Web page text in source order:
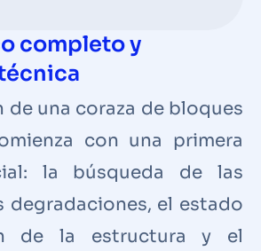
completo y
de una coraza de bloques
con una primera
la búsqueda de las
degradaciones, el estado
de la estructura y el